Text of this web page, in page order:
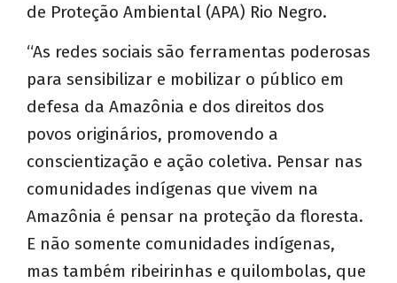
de Proteção Ambiental (APA) Rio Negro.
“As redes sociais são ferramentas poderosas
para sensibilizar e mobilizar o público em
defesa da Amazônia e dos direitos dos
povos originários, promovendo a
conscientização e ação coletiva. Pensar nas
comunidades indígenas que vivem na
Amazônia é pensar na proteção da floresta.
E não somente comunidades indígenas,
mas também ribeirinhas e quilombolas, que